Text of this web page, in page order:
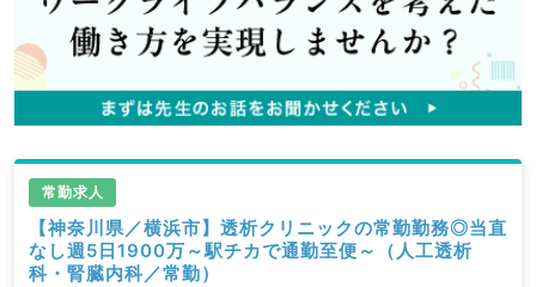
常勤求人
【神奈川県／横浜市】透析クリニックの常勤勤務◎当直
なし週5日1900万～駅チカで通勤至便～（人工透析
科・腎臓内科／常勤）